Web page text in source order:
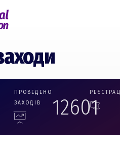
ПРОВЕДЕНO
ЗАХОДІВ
12601